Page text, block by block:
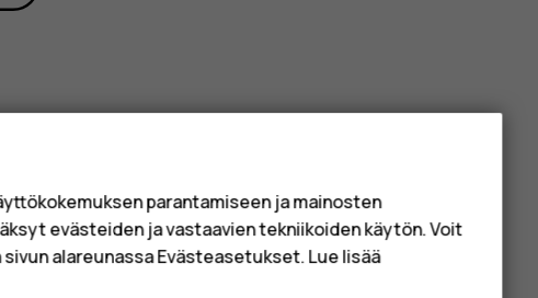
parantamiseen ja mainosten
evästeiden ja vastaavien tekniikoiden käytön. Voit
alareunassa Evästeasetukset. Lue lisää